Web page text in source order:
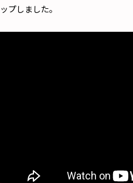
ップしました。